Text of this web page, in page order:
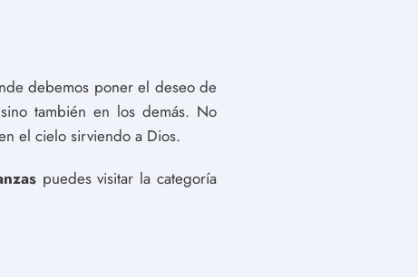
debemos poner el deseo de
también en los demás. No
el cielo sirviendo a Dios.
puedes visitar la categoría